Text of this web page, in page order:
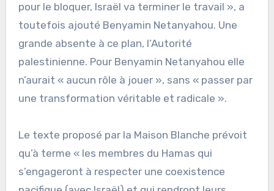
pour le bloquer, Israël va terminer le travail », a
toutefois ajouté Benyamin Netanyahou. Une
grande absente à ce plan, l’Autorité
palestinienne. Pour Benyamin Netanyahou elle
n’aurait « aucun rôle à jouer », sans « passer par
une transformation véritable et radicale ».
Le texte proposé par la Maison Blanche prévoit
qu’à terme « les membres du Hamas qui
s’engageront à respecter une coexistence